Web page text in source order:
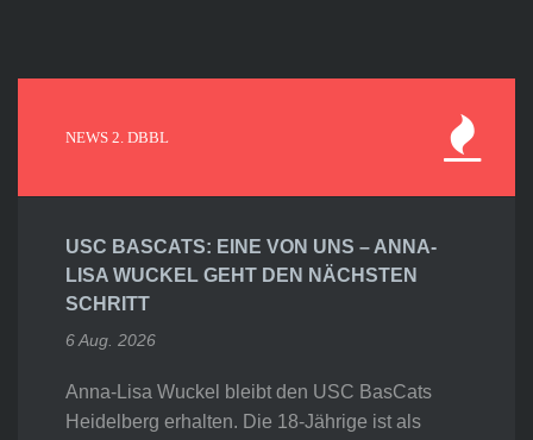
NEWS 2. DBBL
USC BASCATS: EINE VON UNS – ANNA-
LISA WUCKEL GEHT DEN NÄCHSTEN
SCHRITT
6 Aug. 2026
Anna-Lisa Wuckel bleibt den USC BasCats
Heidelberg erhalten. Die 18-Jährige ist als